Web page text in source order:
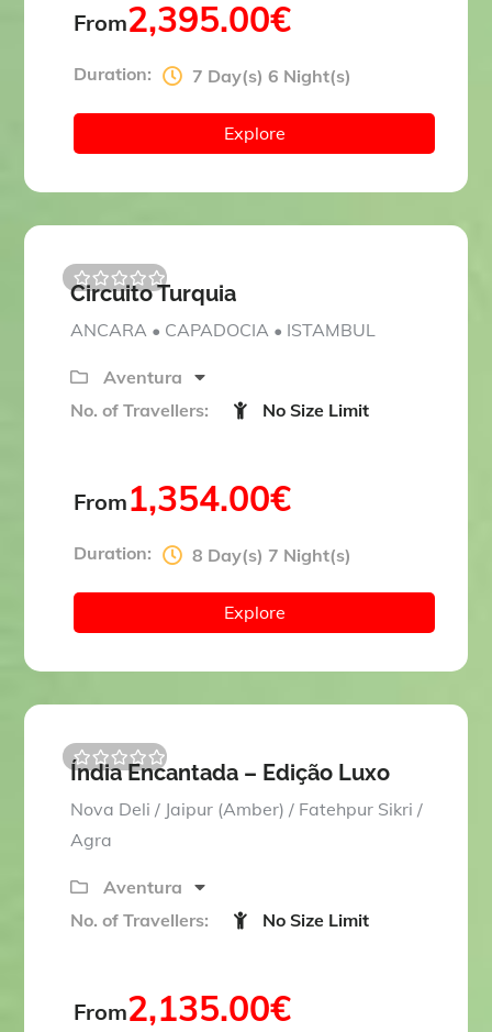
From2,395.00€
Duration: 7 Day(s) 6 Night(s)
Explore
0
u
o
5
Circuito Turquia
ANCARA • CAPADOCIA • ISTAMBUL
Aventura
No. of Travellers:
No Size Limit
From1,354.00€
Duration: 8 Day(s) 7 Night(s)
Explore
0
u
t
o
5
Índia Encantada – Edição Luxo
Nova Deli / Jaipur (Amber) / Fatehpur Sikri /
Agra
Aventura
No. of Travellers:
No Size Limit
From2,135.00€